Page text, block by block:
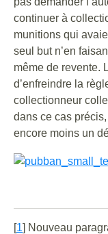
continuer à
munitions qui
seul but n’en
même de revente.
d’enfreindre la
collectionneur
dans ce cas
encore moins un
[1] Nouveau